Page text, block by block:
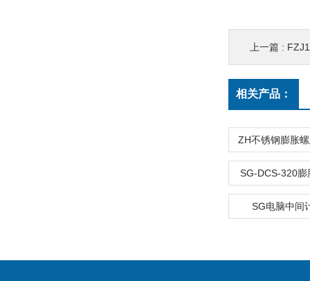
上一篇 :
相关产品：
ZH不锈钢膨胀
SG-DCS-320膨
SG电脑中间